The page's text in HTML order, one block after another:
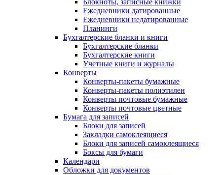
Блокноты, записные книжки
Ежедневники датированные
Ежедневники недатированные
Планинги
Бухгалтерские бланки и книги
Бухгалтерские бланки
Бухгалтерские книги
Учетные книги и журналы
Конверты
Конверты-пакеты бумажные
Конверты-пакеты полиэтилен
Конверты почтовые бумажные
Конверты почтовые цветные
Бумага для записей
Блоки для записей
Закладки самоклеящиеся
Блоки для записей самоклеящиеся
Боксы для бумаги
Календари
Обложки для документов